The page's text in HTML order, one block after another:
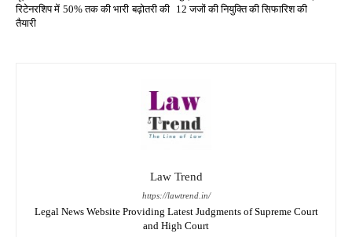
रिटेनरशिप में 50% तक की भारी बढ़ोतरी की
तैयारी
12 जजों की नियुक्ति की सिफारिश की
Law Trend
https://lawtrend.in/
Legal News Website Providing Latest Judgments of Supreme Court
and High Court